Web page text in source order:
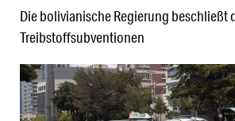
Die bolivianische Regierung beschließt
Treibstoffsubventionen